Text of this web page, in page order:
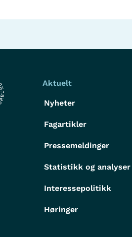
Aktuelt
Nyheter
Fagartikler
Pressemeldinger
Statistikk og analyser
Interessepolitikk
Høringer